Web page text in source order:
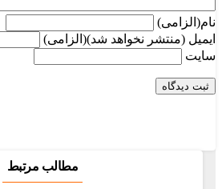
نخواهد شد)(الزامی)
مطالب مرتبط